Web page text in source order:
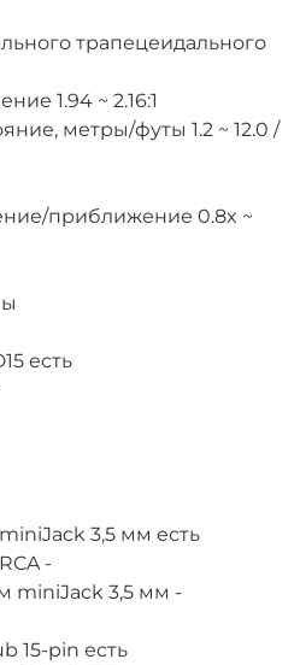
трапецеидального
1.94 ~ 2.16:1
метры/футы 1.2 ~ 12.0 /
приближение 0.8x ~
есть
3,5 мм есть
-
miniJack 3,5 мм -
15-pin есть